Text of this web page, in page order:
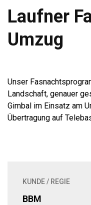
Laufner
Umzug
Unser
Landschaft, genauer
Gimbal im Einsatz am
Übertragung auf
KUNDE / REGIE
BBM